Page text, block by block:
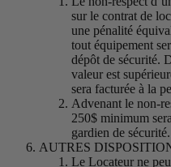
sur le contrat de
une pénalité
tout équipement
dépôt de sécurité.
valeur est
sera facturée à la
Advenant le non-
250$ minimum
gardien de sécurité.
AUTRES
Le Locateur ne